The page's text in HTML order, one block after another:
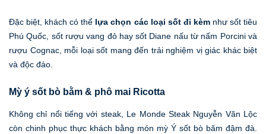
Đặc biệt, khách có thể lựa chọn các loại sốt đi kèmnhư sốt tiêu
Phú Quốc, sốt rượu vang đỏ hay sốt Diane nấu từ nấm Porcini và
rượu Cognac, mỗi loại sốt mang đến trải nghiệm vị giác khác biệt
và độc đáo.
Mỳ ý sốt bò bằm & phô mai Ricotta
Không chỉ nổi tiếng với steak, Le Monde Steak Nguyễn Văn Lộc
còn chinh phục thực khách bằng món mỳ Ý sốt bò băm đậm đà.